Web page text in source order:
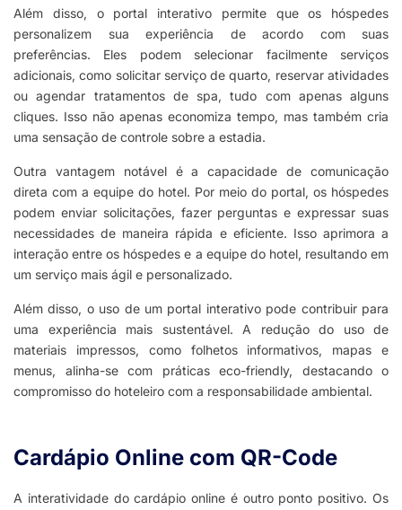
Além disso, o portal interativo permite que os hóspedes
personalizem sua experiência de acordo com suas
preferências. Eles podem selecionar facilmente serviços
adicionais, como solicitar serviço de quarto, reservar atividades
ou agendar tratamentos de spa, tudo com apenas alguns
cliques. Isso não apenas economiza tempo, mas também cria
uma sensação de controle sobre a estadia.
Outra vantagem notável é a capacidade de comunicação
direta com a equipe do hotel. Por meio do portal, os hóspedes
podem enviar solicitações, fazer perguntas e expressar suas
necessidades de maneira rápida e eficiente. Isso aprimora a
interação entre os hóspedes e a equipe do hotel, resultando em
um serviço mais ágil e personalizado.
Além disso, o uso de um portal interativo pode contribuir para
uma experiência mais sustentável. A redução do uso de
materiais impressos, como folhetos informativos, mapas e
menus, alinha-se com práticas eco-friendly, destacando o
compromisso do hoteleiro com a responsabilidade ambiental.
Cardápio Online com QR-Code​
A interatividade do cardápio online é outro ponto positivo. Os